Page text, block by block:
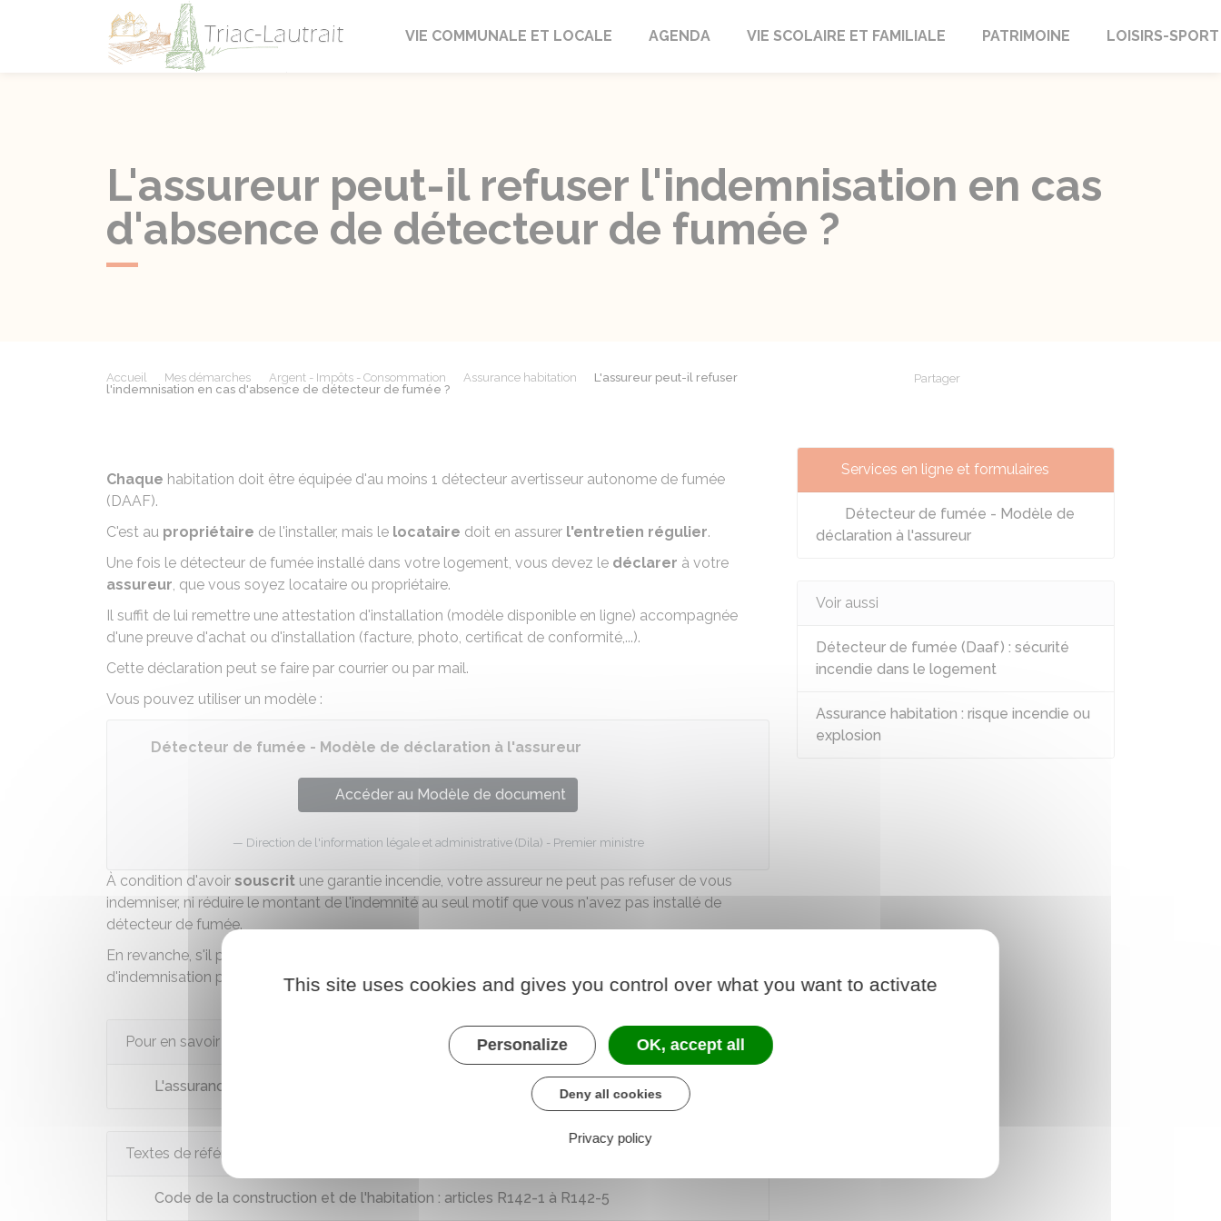
Triac-Lautrait
VIE COMMUNALE ET LOCALE AGENDA VIE SCOLAIRE ET FAMILIALE PATRIMOINE LOISIRS-SPORT
L'assureur peut-il refuser l'indemnisation en cas
d'absence de détecteur de fumée ?
Accueil Mes démarches Argent - Impôts - Consommation Assurance habitation
L'assureur peut-il refuser
l'indemnisation en cas d'absence de détecteur de fumée ?
Partager
Chaque habitation doit être équipée d'au moins 1 détecteur avertisseur autonome de fumée
(DAAF).
C'est au propriétaire de l'installer, mais le locataire doit en assurer l'entretien régulier.
Une fois le détecteur de fumée installé dans votre logement, vous devez le déclarer à votre
assureur, que vous soyez locataire ou propriétaire.
Il suffit de lui remettre une attestation d'installation (modèle disponible en ligne) accompagnée
d'une preuve d'achat ou d'installation (facture, photo, certificat de conformité,...).
Cette déclaration peut se faire par courrier ou par mail.
Vous pouvez utiliser un modèle :
Détecteur de fumée - Modèle de déclaration à l'assureur
Accéder au Modèle de document
Direction de l'information légale et administrative (Dila) - Premier ministre
À condition d'avoir souscrit une garantie incendie, votre assureur ne peut pas refuser de vous
indemniser, ni réduire le montant de l'indemnité au seul motif que vous n'avez pas installé de
détecteur de fumée.
En revanche, s'il prouve que cette absence a aggravé les conséquences du sinistre, une réduction
d'indemnisation peut être envisagée.
Pour en savoir plus
L'assurance multirisques habitation
Textes de référence
Code de la construction et de l'habitation : articles R142-1 à R142-5
Services en ligne et formulaires
Détecteur de fumée - Modèle de
déclaration à l'assureur
Voir aussi
Détecteur de fumée (Daaf) : sécurité
incendie dans le logement
Assurance habitation : risque incendie ou
explosion
This site uses cookies and gives you control over what you want to activate
Personalize OK, accept all
Deny all cookies
Privacy policy